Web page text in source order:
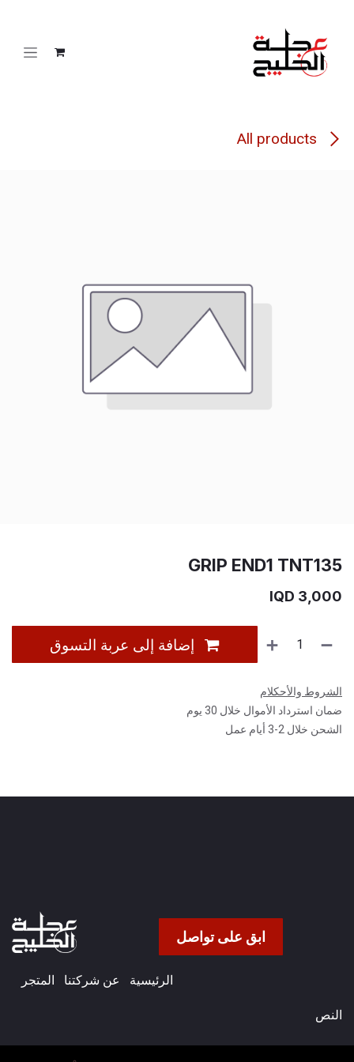
All products
‎GRIP END1 TNT135
3,000
إضافة إلى عربة التسوق
الشروط والأحكلام
ضمان استرداد الأموال خلال 30 يوم
الشحن خلال 2-3 أيام عمل
ابق على تواصل
الرئيسية عن شركتنا​ المتجر
النص